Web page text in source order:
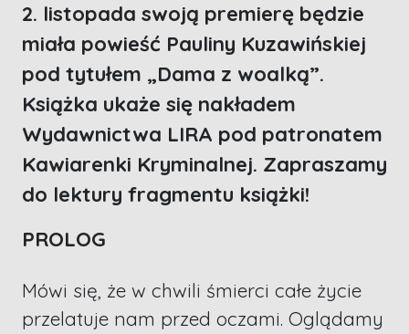
2. listopada swoją premierę będzie
miała powieść Pauliny Kuzawińskiej
pod tytułem „Dama z woalką”.
Książka ukaże się nakładem
Wydawnictwa LIRA pod patronatem
Kawiarenki Kryminalnej. Zapraszamy
do lektury fragmentu książki!
PROLOG
Mówi się, że w chwili śmierci całe życie
przelatuje nam przed oczami. Oglądamy